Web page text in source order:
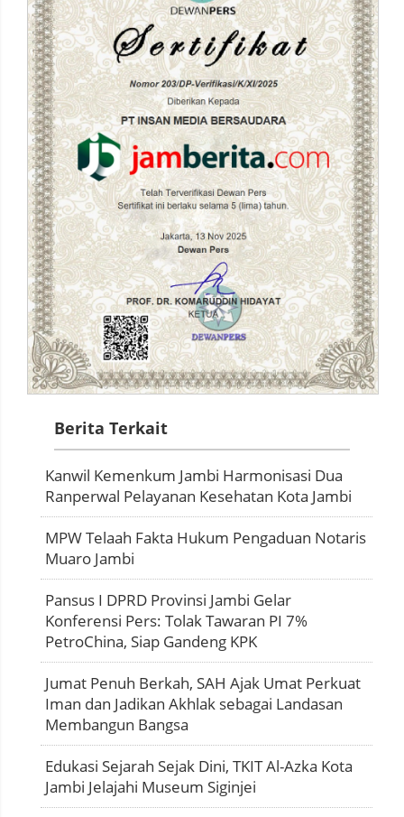
Berita Terkait
Kanwil Kemenkum Jambi Harmonisasi Dua
Ranperwal Pelayanan Kesehatan Kota Jambi
MPW Telaah Fakta Hukum Pengaduan Notaris
Muaro Jambi
Pansus I DPRD Provinsi Jambi Gelar
Konferensi Pers: Tolak Tawaran PI 7%
PetroChina, Siap Gandeng KPK
Jumat Penuh Berkah, SAH Ajak Umat Perkuat
Iman dan Jadikan Akhlak sebagai Landasan
Membangun Bangsa
Edukasi Sejarah Sejak Dini, TKIT Al-Azka Kota
Jambi Jelajahi Museum Siginjei